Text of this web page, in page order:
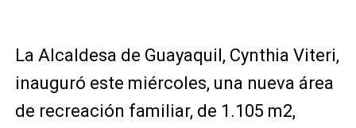
La Alcaldesa de Guayaquil, Cynthia Viteri,
inauguró este miércoles, una nueva área
de recreación familiar, de 1.105 m2,